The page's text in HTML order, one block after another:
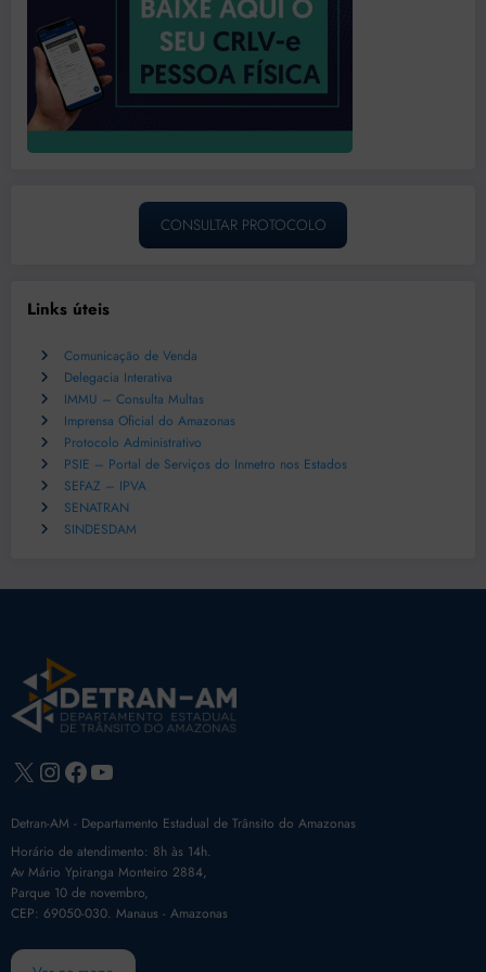
CONSULTAR PROTOCOLO
Links úteis
Comunicação de Venda
Delegacia Interativa
IMMU – Consulta Multas
Imprensa Oficial do Amazonas
Protocolo Administrativo
PSIE – Portal de Serviços do Inmetro nos Estados
SEFAZ – IPVA
SENATRAN
SINDESDAM
X Instagram
Facebook
Youtube
Detran-AM - Departamento Estadual de Trânsito do Amazonas
Horário de atendimento: 8h às 14h.
Av Mário Ypiranga Monteiro 2884,
Parque 10 de novembro,
CEP: 69050-030. Manaus - Amazonas